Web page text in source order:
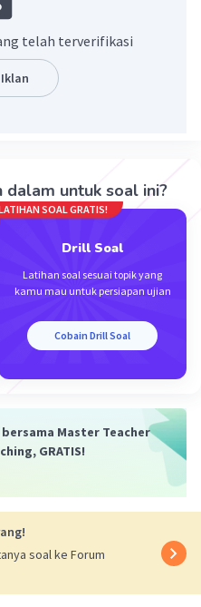
b kurang tau._.
Balas
telah terverifikasi
dalam untuk soal ini?
SOAL GRATIS!
Drill Soal
Latihan soal sesuai topik yang
kamu mau untuk persiapan ujian
Cobain Drill Soal
Master Teacher
GRATIS!
soal ke Forum